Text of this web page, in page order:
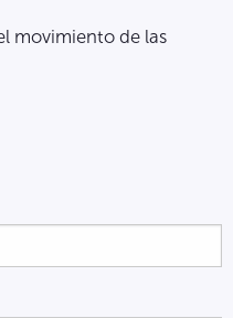
movimiento de las